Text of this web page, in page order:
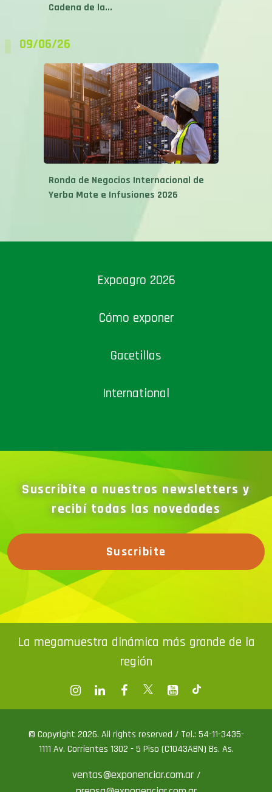
Cadena de la...
09/06/26
Ronda de Negocios Internacional de
Yerba Mate e Infusiones 2026
Expoagro 2026
Cómo exponer
Gacetillas
International
Suscribite a nuestros newsletters y
recibí todas las novedades
Suscribite
La megamuestra dinámica más grande de la
región
© Copyright 2026. All rights reserved / Tel.: 54-11-3435-
1111 Av. Corrientes 1302 - 5 Piso (C1043ABN) Bs. As.
ventas@exponenciar.com.ar /